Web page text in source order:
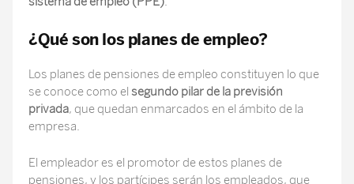
¿Qué son los planes de empleo?
Los planes de pensiones de empleo constituyen lo que
se conoce como el segundo pilar de la previsión
privada, que quedan enmarcados en el ámbito de la
empresa.
El empleador es el promotor de estos planes de
pensiones, y los partícipes serán los empleados, que